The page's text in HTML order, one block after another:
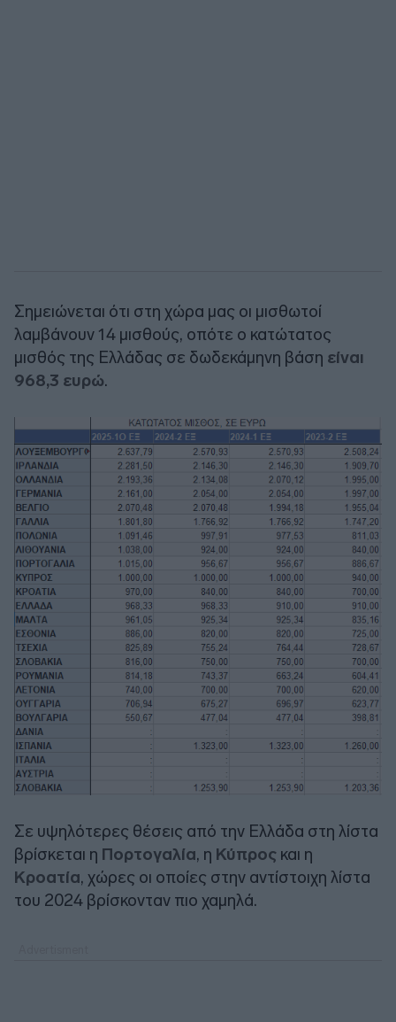
Σημειώνεται ότι στη χώρα μας οι μισθωτοί
λαμβάνουν 14 μισθούς, οπότε ο κατώτατος
μισθός της Ελλάδας σε δωδεκάμηνη βάση είναι
968,3 ευρώ.
Σε υψηλότερες θέσεις από την Ελλάδα στη λίστα
βρίσκεται η Πορτογαλία, η Κύπρος και η
Κροατία, χώρες οι οποίες στην αντίστοιχη λίστα
του 2024 βρίσκονταν πιο χαμηλά.